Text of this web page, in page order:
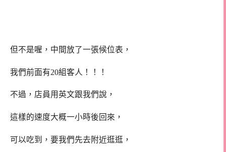
但不是喔，中間放了一張候位表，
我們前面有20組客人！！！
不過，店員用英文跟我們說，
這樣的速度大概一小時後回來，
可以吃到，要我們先去附近逛逛，